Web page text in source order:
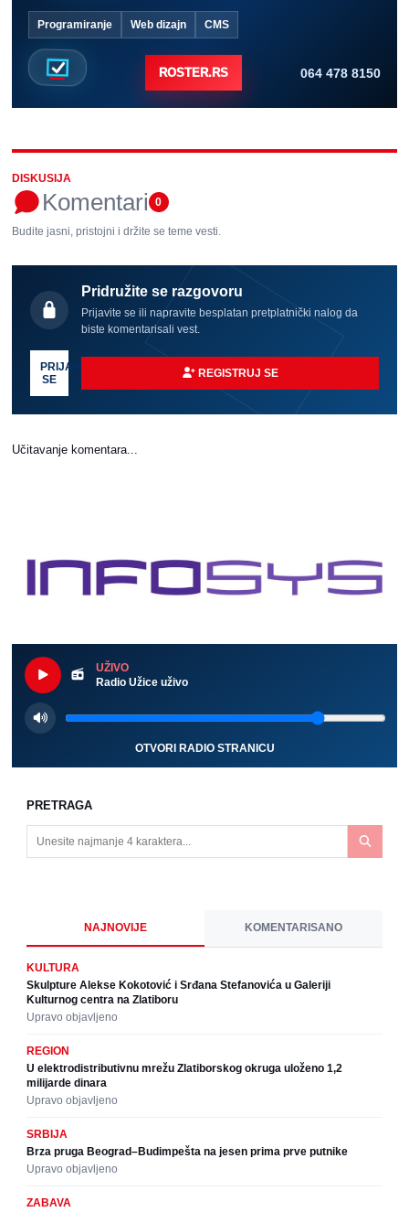
Programiranje Web dizajn CMS
ROSTER.RS 064 478 8150
DISKUSIJA
Komentari 0
Budite jasni, pristojni i držite se teme vesti.
Pridružite se razgovoru
Prijavite se ili napravite besplatan pretplatnički nalog da
biste komentarisali vest.
PRIJAVI
SE
REGISTRUJ SE
Učitavanje komentara...
UŽIVO
Radio Užice uživo
OTVORI RADIO STRANICU
PRETRAGA
NAJNOVIJE KOMENTARISANO
KULTURA
Skulpture Alekse Kokotović i Srđana Stefanovića u Galeriji
Kulturnog centra na Zlatiboru
Upravo objavljeno
REGION
U elektrodistributivnu mrežu Zlatiborskog okruga uloženo 1,2
milijarde dinara
Upravo objavljeno
SRBIJA
Brza pruga Beograd–Budimpešta na jesen prima prve putnike
Upravo objavljeno
ZABAVA